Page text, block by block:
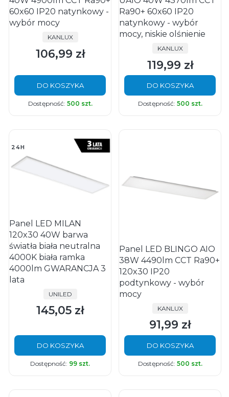
60x60 IP20 natynkowy -
wybór mocy
PRODUCENT
KANLUX
Cena
106,99 zł
DO KOSZYKA
Dostępność: 500 szt.
Ra90+ 60x60 IP20
natynkowy - wybór
mocy, niskie olśnienie
PRODUCENT
KANLUX
Cena
119,99 zł
DO KOSZYKA
Dostępność: 500 szt.
24H
Panel LED MILAN
120x30 40W barwa
światła biała neutralna
4000K biała ramka
4000lm GWARANCJA 3
lata
PRODUCENT
UNILED
Cena
145,05 zł
DO KOSZYKA
Dostępność: 99 szt.
Panel LED BLINGO AIO
38W 4490lm CCT Ra90+
120x30 IP20
podtynkowy - wybór
mocy
PRODUCENT
KANLUX
Cena
91,99 zł
DO KOSZYKA
Dostępność: 500 szt.